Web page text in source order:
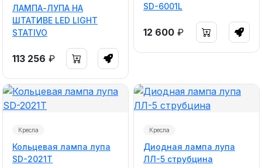
ЛАМПА-ЛУПА НА
ШТАТИВЕ LED LIGHT
STATIVO
113 256 ₽
SD-6001L
12 600 ₽
Кресла
Кольцевая лампа лупа
SD-2021Т
Кресла
Диодная лампа лупа
ЛЛ-5 струбцина